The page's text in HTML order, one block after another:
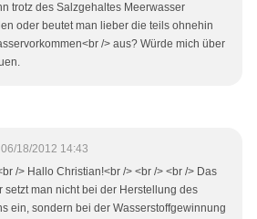
trotz des Salzgehaltes Meerwasser
oder beutet man lieber die teils ohnehin
/> aus? Würde mich über
06/18/2012 14:43
/> Hallo Christian!<br /> <br /> <br /> Das
setzt man nicht bei der Herstellung des
ein, sondern bei der Wasserstoffgewinnung